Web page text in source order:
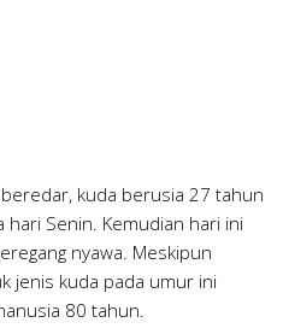
kuda berusia 27 tahun
Senin. Kemudian hari ini
nyawa. Meskipun
jenis kuda pada umur ini
80 tahun.